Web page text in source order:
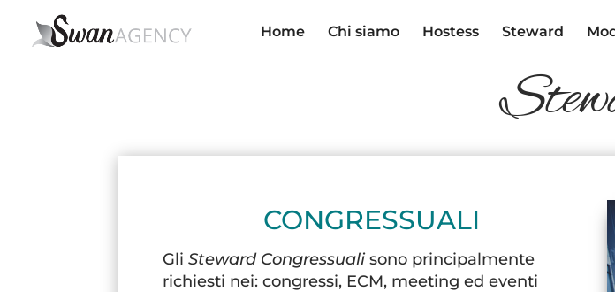
Home Chi siamo Hostess Steward
CONGRESSUALI
GliSteward Congressualisono principalmente
richiesti nei: congressi, ECM, meeting ed eventi